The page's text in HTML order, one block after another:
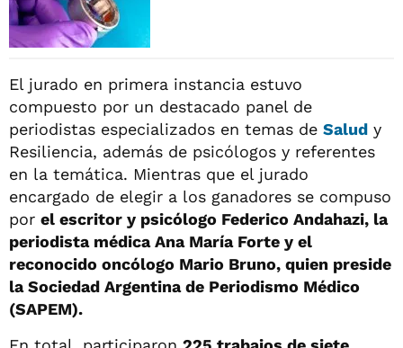
El jurado en primera instancia estuvo
compuesto por un destacado panel de
periodistas especializados en temas de Salud y
Resiliencia, además de psicólogos y referentes
en la temática. Mientras que el jurado
encargado de elegir a los ganadores se compuso
por el escritor y psicólogo Federico Andahazi, la
periodista médica Ana María Forte y el
reconocido oncólogo Mario Bruno, quien preside
la Sociedad Argentina de Periodismo Médico
(SAPEM).